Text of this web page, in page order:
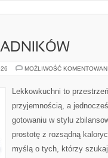
MOŻLIWOŚĆ
Lekkowkuchni to
przyjemnością, a
gotowaniu w stylu
prostotę z rozsądną
myślą o tych, którzy